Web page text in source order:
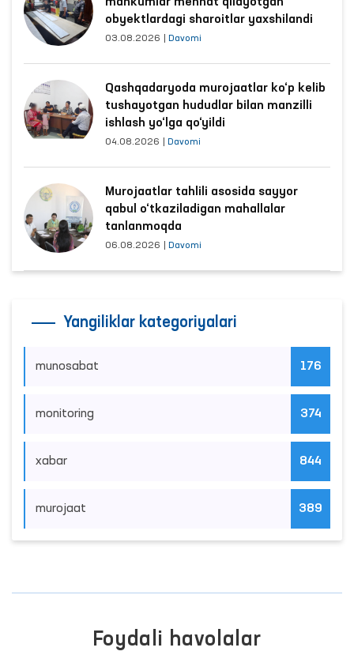
obyektlardagi sharoitlar yaxshilandi
03.08.2026 Davomi
Qashqadaryoda murojaatlar ko‘p kelib
tushayotgan hududlar bilan manzilli
ishlash yo‘lga qo‘yildi
04.08.2026 Davomi
Murojaatlar tahlili asosida sayyor
qabul o‘tkaziladigan mahallalar
tanlanmoqda
06.08.2026 Davomi
Yangiliklar kategoriyalari
munosabat 176
monitoring 374
xabar 844
murojaat 389
Foydali havolalar